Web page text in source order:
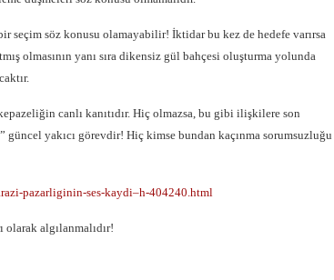
seçim söz konusu olamayabilir! İktidar bu kez de hedefe varırsa
olmasının yanı sıra dikensiz gül bahçesi oluşturma yolunda
canlı kanıtıdır. Hiç olmazsa, bu gibi ilişkilere son
yakıcı görevdir! Hiç kimse bundan kaçınma sorumsuzluğu
pazarliginin-ses-kaydi–h-404240.html
olarak algılanmalıdır!